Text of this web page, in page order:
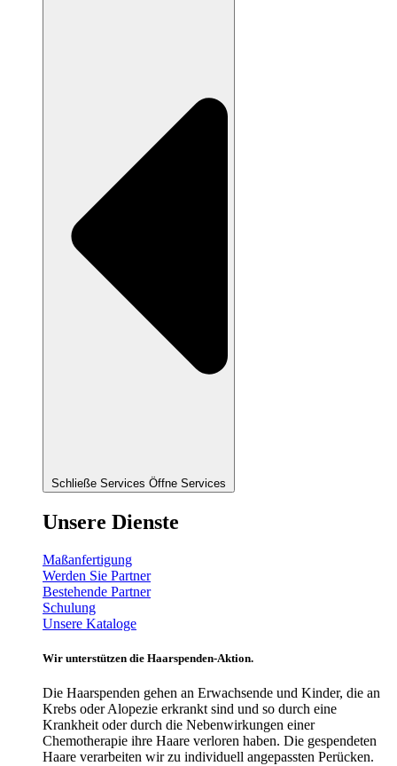
Schließe Services Öffne Services
Unsere Dienste
Maßanfertigung
Werden Sie Partner
Bestehende Partner
Schulung
Unsere Kataloge
Wir unterstützen die Haarspenden-Aktion.
Die Haarspenden gehen an Erwachsende und Kinder, die an
Krebs oder Alopezie erkrankt sind und so durch eine
Krankheit oder durch die Nebenwirkungen einer
Chemotherapie ihre Haare verloren haben. Die gespendeten
Haare verarbeiten wir zu individuell angepassten Perücken.